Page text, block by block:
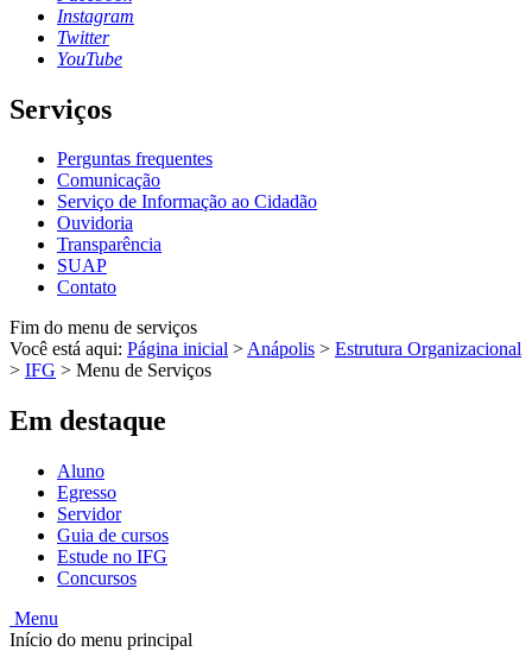
Instagram
Twitter
YouTube
Serviços
Perguntas frequentes
Comunicação
Serviço de Informação ao Cidadão
Ouvidoria
Transparência
SUAP
Contato
Fim do menu de serviços
Você está aqui: Página inicial >Anápolis > Estrutura Organizacional
> IFG > Menu de Serviços
Em destaque
Aluno
Egresso
Servidor
Guia de cursos
Estude no IFG
Concursos
Menu
Início do menu principal